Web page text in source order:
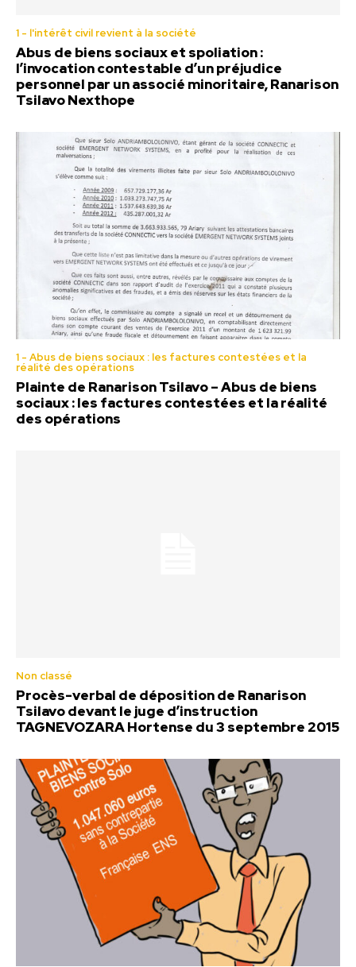
1 - l'intérêt civil revient à la société
Abus de biens sociaux et spoliation :
l’invocation contestable d’un préjudice
personnel par un associé minoritaire, Ranarison
Tsilavo Nexthope
1 - Abus de biens sociaux : les factures contestées et la
réalité des opérations
Plainte de Ranarison Tsilavo – Abus de biens
sociaux : les factures contestées et la réalité
des opérations
Non classé
Procès-verbal de déposition de Ranarison
Tsilavo devant le juge d’instruction
TAGNEVOZARA Hortense du 3 septembre 2015